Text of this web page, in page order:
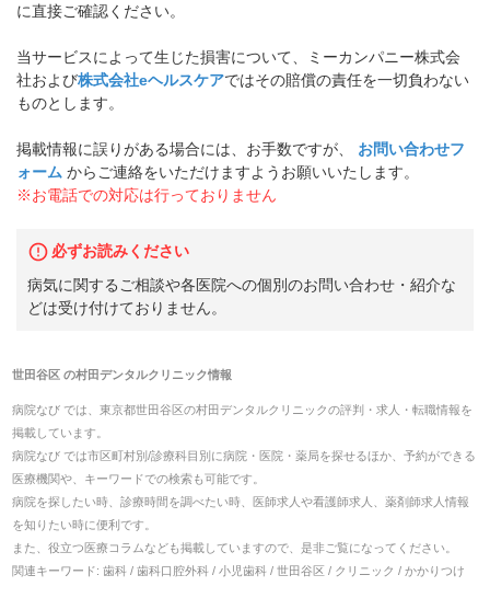
に直接ご確認ください。
当サービスによって生じた損害について、ミーカンパニー株式会
社および株式会社eヘルスケアではその賠償の責任を一切負わない
ものとします。
掲載情報に誤りがある場合には、お手数ですが、
お問い合わせフ
ォーム からご連絡をいただけますようお願いいたします。
※お電話での対応は行っておりません
必ずお読みください
病気に関するご相談や各医院への個別のお問い合わせ・紹介な
どは受け付けておりません。
世田谷区の村田デンタルクリニック情報
病院なび では、 東京都世田谷区の村田デンタルクリニックの評判・求人・転職情報を
掲載しています。
病院なび では市区町村別/診療科目別に病院・医院・薬局を探せるほか、予約ができる
医療機関や、キーワードでの検索も可能です。
病院を探したい時、診療時間を調べたい時、医師求人や看護師求人、薬剤師求人情報
を知りたい時に便利です。
また、役立つ医療コラムなども掲載していますので、是非ご覧になってください。
関連キーワード: 歯科 / 歯科口腔外科 / 小児歯科 / 世田谷区 / クリニック / かかりつけ